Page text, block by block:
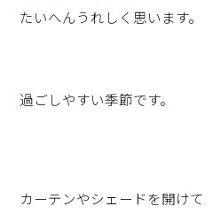
たいへんうれしく思います。
過ごしやすい季節です。
カーテンやシェードを開けて